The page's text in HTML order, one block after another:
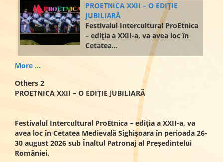
PROETNICA XXII – O EDIȚIE
JUBILIARĂ
Festivalul Intercultural ProEtnica
– ediția a XXII-a, va avea loc în
Cetatea...
More ...
Others 2
PROETNICA XXII – O EDIȚIE JUBILIARĂ
Festivalul Intercultural ProEtnica – ediția a XXII-a, va
avea loc în Cetatea Medievală Sighișoara în perioada 26-
30 august 2026 sub Înaltul Patronaj al Președintelui
României.